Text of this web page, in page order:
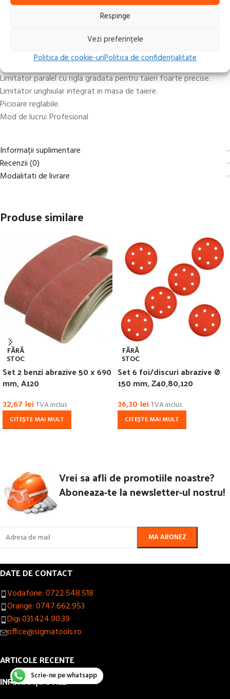
Respinge
Vezi preferințele
Politica de cookie-uriPolitica de confidențialitate
Motor puternic de 1200 W.
Inaltimi de taiere pana la 48 mm.
Masa extensibila, turnata din aluminiu cu inaltime reglabila
Limitator paralel cu rigla gradata pentru taieri foarte precise.
Limitator unghiular integrat in masa de taiere.
Picioare reglabile.
Mod de lucru: Profesional
Informații suplimentare
Recenzii (0)
Modalitati de livrare
Produse similare
FĂRĂ
STOC
Set 2 benzi abrazive 50 x 690
mm, A120
32,67 lei TVA inclus
CITEȘTE MAI MULT
FĂRĂ
STOC
Set 6 foi/discuri abrazive Ø
150 mm, Z40,80,120
36,30 lei TVA inclus
CITEȘTE MAI MULT
Vrei sa afli de promotiile noastre?
Aboneaza-te la newsletter-ul nostru!
DATE DE CONTACT
Vodafone: 0722.548.518
Orange: 0747.662.953
Digi 031.424.90.39
office@sigmatools.ro
ARTICOLE RECENTE
INFORMAȚII UTILE
Scrie-ne pe whatsapp